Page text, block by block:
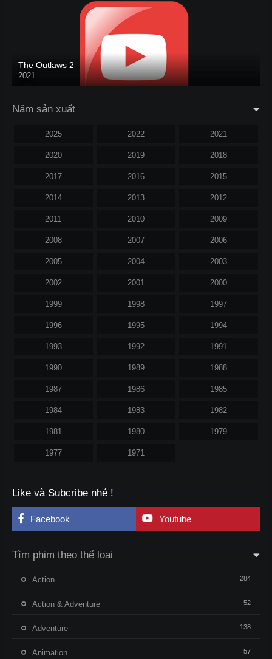
The Outlaws 2
2021
Năm sản xuất
2025 2022 2021
2020 2019 2018
2017 2016 2015
2014 2013 2012
2011 2010 2009
2008 2007 2006
2005 2004 2003
2002 2001 2000
1999 1998 1997
1996 1995 1994
1993 1992 1991
1990 1989 1988
1987 1986 1985
1984 1983 1982
1981 1980 1979
1977 1971
Like và Subcribe nhé !
Facebook Youtube
Tìm phim theo thể loại
Action 284
Action & Adventure 52
Adventure 138
Animation 57